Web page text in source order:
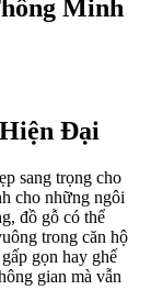
Minh
Đại
sang trọng cho
cho những ngôi
đồ gỗ có thể
trong căn hộ
gọn hay ghế
gian mà vẫn